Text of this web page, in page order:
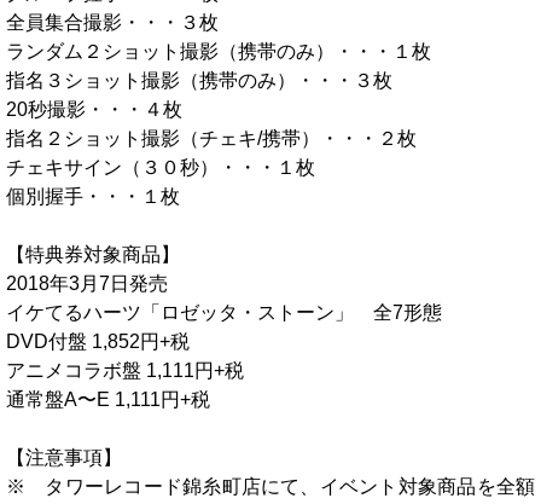
全員集合撮影・・・３枚
ランダム２ショット撮影（携帯のみ）・・・１枚
指名３ショット撮影（携帯のみ）・・・３枚
20秒撮影・・・４枚
指名２ショット撮影（チェキ/携帯）・・・２枚
チェキサイン（３０秒）・・・１枚
個別握手・・・１枚
【特典券対象商品】
2018年3月7日発売
イケてるハーツ「ロゼッタ・ストーン」 全7形態
DVD付盤 1,852円+税
アニメコラボ盤 1,111円+税
通常盤A〜E 1,111円+税
【注意事項】
※ タワーレコード錦糸町店にて、イベント対象商品を全額